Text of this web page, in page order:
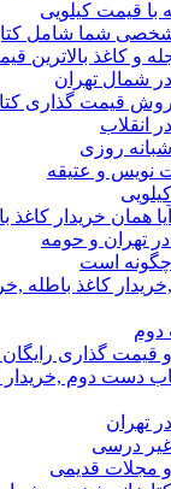
با قیمت کیلویی
شخصی شما شامل
و کاغذ بالاترین
شمال تهران
روش قیمت گذاری
انقلاب
روزی
نویس و عتیقه
همان خریدار کاغذ
تهران و حومه
است
کاغذ باطله
دوم
قیمت گذاری
دست دوم ,خریدار
تهران
درسی
مجلات قدیمی